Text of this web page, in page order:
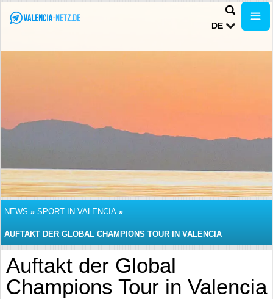
DE
NEWS » SPORT IN VALENCIA »
AUFTAKT DER GLOBAL CHAMPIONS TOUR IN VALENCIA
Auftakt der Global
Champions Tour in Valencia